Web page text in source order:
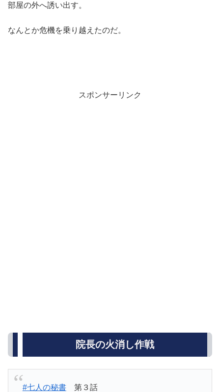
部屋の外へ誘い出す。
なんとか危機を乗り越えたのだ。
スポンサーリンク
院長の火消し作戦
#七人の秘書第３話